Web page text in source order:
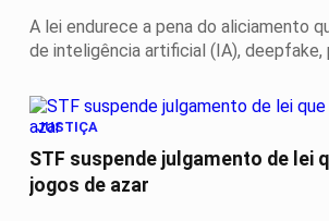
A lei endurece a pena do aliciamento
de inteligência artificial (IA), deepfake,
JUSTIÇA
STF suspende julgamento de lei
jogos de azar